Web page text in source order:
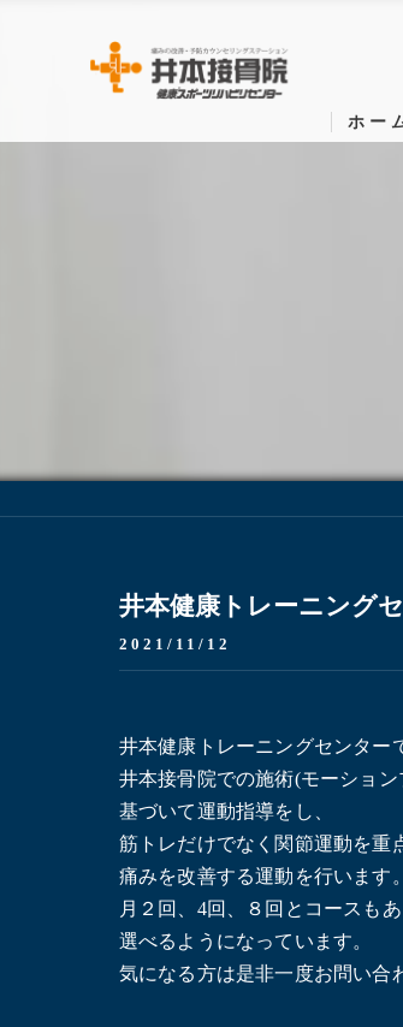
ホー
井本健康トレーニング
2021/11/12
井本健康トレーニングセンター
井本接骨院での施術(モーショ
基づいて運動指導をし、
筋トレだけでなく関節運動を重
痛みを改善する運動を行います。
月２回、4回、８回とコースも
選べるようになっています。
気になる方は是非一度お問い合